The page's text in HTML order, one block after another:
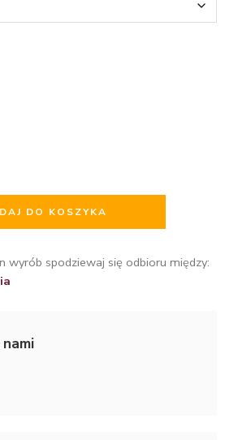
DO KOSZYKA
wyrób spodziewaj się odbioru między: